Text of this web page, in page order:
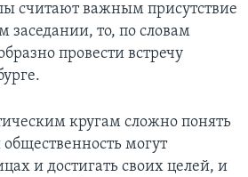
считают важным присутствие
заседании, то, по словам
провести встречу
кругам сложно понять
могут
и достигать своих целей, и